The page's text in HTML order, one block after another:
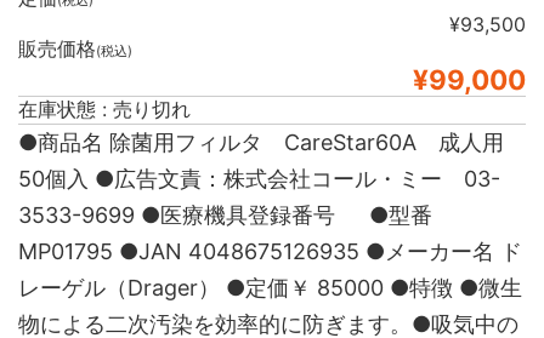
¥93,500
販売価格(税込)
¥99,000
在庫状態 : 売り切れ
●商品名 除菌用フィルタ CareStar60A 成人用
50個入 ●広告文責：株式会社コール・ミー 03-
3533-9699 ●医療機具登録番号 ●型番
MP01795 ●JAN 4048675126935 ●メーカー名 ド
レーゲル（Drager） ●定価￥ 85000 ●特徴 ●微生
物による二次汚染を効率的に防ぎます。●吸気中の